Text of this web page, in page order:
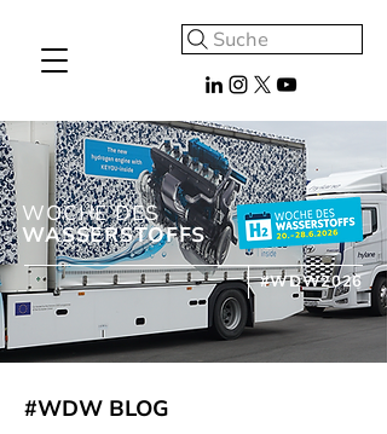
Suche
WOCHE DES
WASSERSTOFFS
#WDW2026
#WDW BLOG